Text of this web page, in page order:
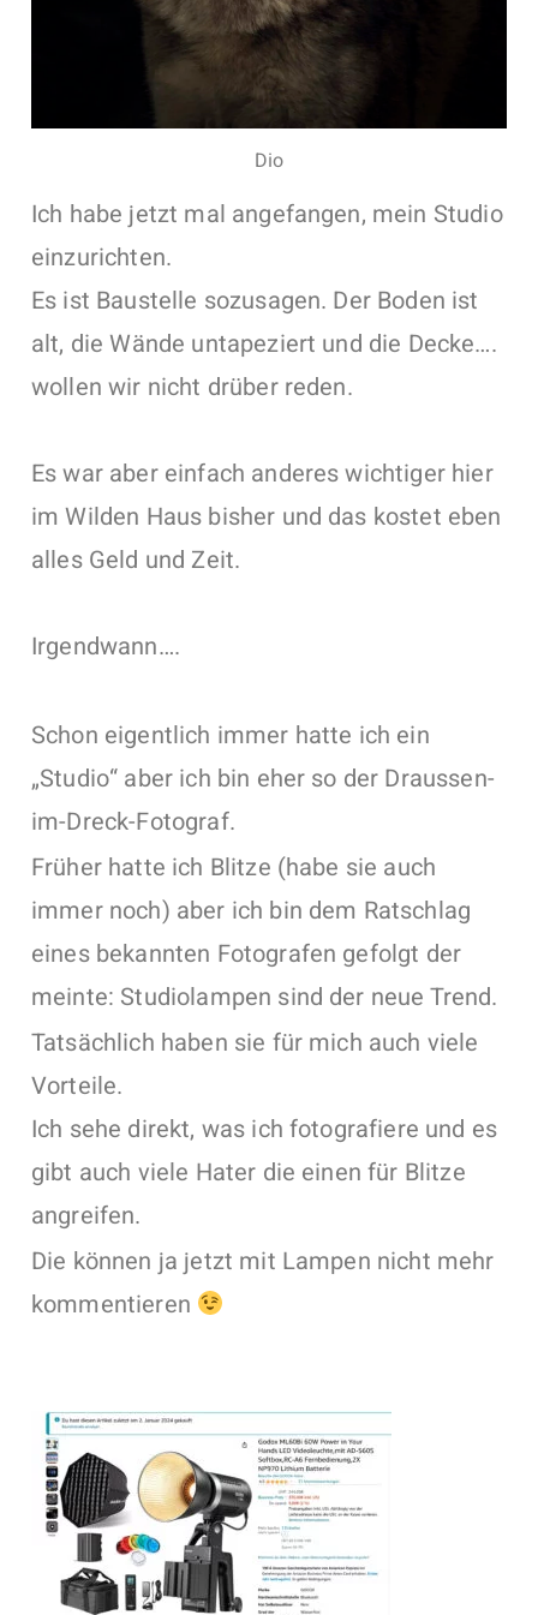
Dio
Ich habe jetzt mal angefangen, mein Studio
einzurichten.
Es ist Baustelle sozusagen. Der Boden ist
alt, die Wände untapeziert und die Decke….
wollen wir nicht drüber reden.
Es war aber einfach anderes wichtiger hier
im Wilden Haus bisher und das kostet eben
alles Geld und Zeit.
Irgendwann….
Schon eigentlich immer hatte ich ein
„Studio“ aber ich bin eher so der Draussen-
im-Dreck-Fotograf.
Früher hatte ich Blitze (habe sie auch
immer noch) aber ich bin dem Ratschlag
eines bekannten Fotografen gefolgt der
meinte: Studiolampen sind der neue Trend.
Tatsächlich haben sie für mich auch viele
Vorteile.
Ich sehe direkt, was ich fotografiere und es
gibt auch viele Hater die einen für Blitze
angreifen.
Die können ja jetzt mit Lampen nicht mehr
kommentieren